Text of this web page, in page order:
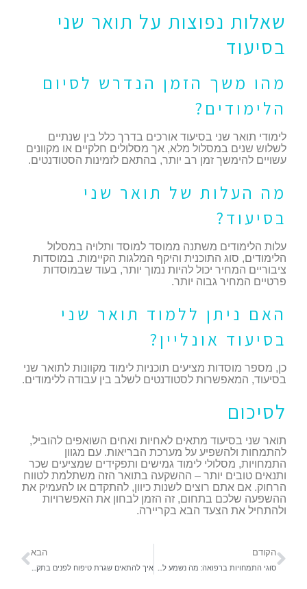
שאלות נפוצות על תואר שני
בסיעוד
מהו משך הזמן הנדרש לסיום
הלימודים?
לימודי תואר שני בסיעוד אורכים בדרך כלל בין שנתיים
לשלוש שנים במסלול מלא, אך מסלולים חלקיים או מקוונים
עשויים להימשך זמן רב יותר, בהתאם לזמינות הסטודנטים.
מה העלות של תואר שני
בסיעוד?
עלות הלימודים משתנה ממוסד למוסד ותלויה במסלול
הלימודים, סוג התוכנית והיקף המלגות הקיימות. במוסדות
ציבוריים המחיר יכול להיות נמוך יותר, בעוד שבמוסדות
פרטיים המחיר גבוה יותר.
האם ניתן ללמוד תואר שני
בסיעוד אונליין?
כן, מספר מוסדות מציעים תוכניות לימוד מקוונות לתואר שני
בסיעוד, המאפשרות לסטודנטים לשלב בין עבודה ללימודים.
לסיכום
תואר שני בסיעוד מתאים לאחיות ואחים השואפים להוביל,
להתמחות ולהשפיע על מערכת הבריאות. עם מגוון
התמחויות, מסלולי לימוד גמישים ותפקידים שמציעים שכר
ותנאים טובים יותר – ההשקעה בתואר הזה משתלמת לטווח
הרחוק. אם אתם רוצים לשנות כיוון, להתקדם או להעמיק את
ההשפעה שלכם בתחום, זה הזמן לבחון את האפשרויות
ולהתחיל את הצעד הבא בקריירה.
הקודם
סוגי התמחויות ברפואה: מה נשמע לכם הכי מעניין?
הבא
איך להתאים שגרת טיפוח לפנים בתקופת מבחנים?